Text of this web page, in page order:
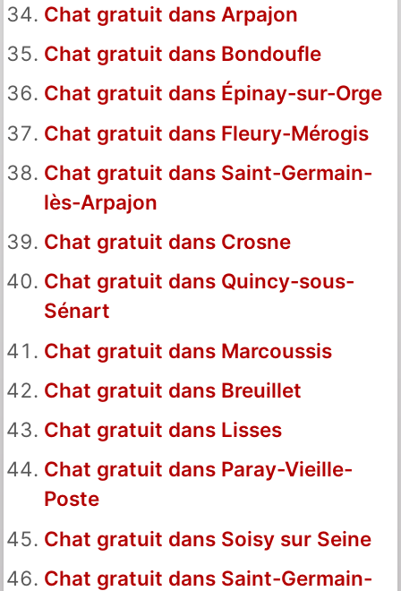
Chat gratuit dans Arpajon
Chat gratuit dans Bondoufle
Chat gratuit dans Épinay-sur-Orge
Chat gratuit dans Fleury-Mérogis
Chat gratuit dans Saint-Germain-
lès-Arpajon
Chat gratuit dans Crosne
Chat gratuit dans Quincy-sous-
Sénart
Chat gratuit dans Marcoussis
Chat gratuit dans Breuillet
Chat gratuit dans Lisses
Chat gratuit dans Paray-Vieille-
Poste
Chat gratuit dans Soisy sur Seine
Chat gratuit dans Saint-Germain-